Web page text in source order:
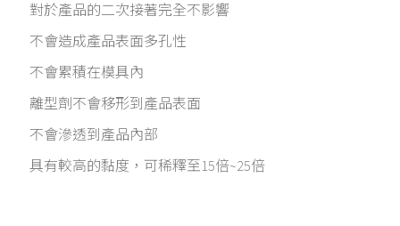
對於產品的二次接著完全不影響
不會造成產品表面多孔性
不會累積在模具內
離型劑不會移形到產品表面
不會滲透到產品內部
具有較高的黏度，可稀釋至15倍~25倍